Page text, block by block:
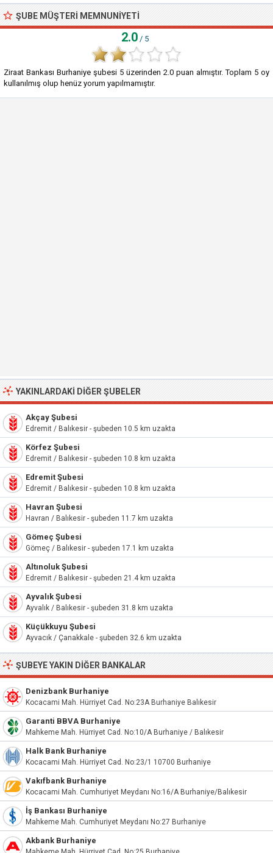
ŞUBE MÜŞTERI MEMNUNIYETI
2.0 / 5
Ziraat Bankası Burhaniye şubesi 5 üzerinden 2.0 puan almıştır. Toplam 5 oy
kullanılmış olup henüz yorum yapılmamıştır.
YAKINLARDAKI DIĞER ŞUBELER
Akçay Şubesi
Edremit / Balıkesir - şubeden 10.5 km uzakta
Körfez Şubesi
Edremit / Balıkesir - şubeden 10.8 km uzakta
Edremit Şubesi
Edremit / Balıkesir - şubeden 10.8 km uzakta
Havran Şubesi
Havran / Balıkesir - şubeden 11.7 km uzakta
Gömeç Şubesi
Gömeç / Balıkesir - şubeden 17.1 km uzakta
Altınoluk Şubesi
Edremit / Balıkesir - şubeden 21.4 km uzakta
Ayvalık Şubesi
Ayvalık / Balıkesir - şubeden 31.8 km uzakta
Küçükkuyu Şubesi
Ayvacık / Çanakkale - şubeden 32.6 km uzakta
ŞUBEYE YAKIN DIĞER BANKALAR
Denizbank Burhaniye
Kocacami Mah. Hürriyet Cad. No:23A Burhaniye Balıkesir
Garanti BBVA Burhaniye
Mahkeme Mah. Hürriyet Cad. No:10/A Burhaniye / Balıkesir
Halk Bank Burhaniye
Kocacami Mah. Hürriyet Cad. No:23/1 10700 Burhaniye
Vakıfbank Burhaniye
Kocacami Mah. Cumhuriyet Meydanı No:16/A Burhaniye/Balıkesir
İş Bankası Burhaniye
Mahkeme Mah. Cumhuriyet Meydanı No:27 Burhaniye
Akbank Burhaniye